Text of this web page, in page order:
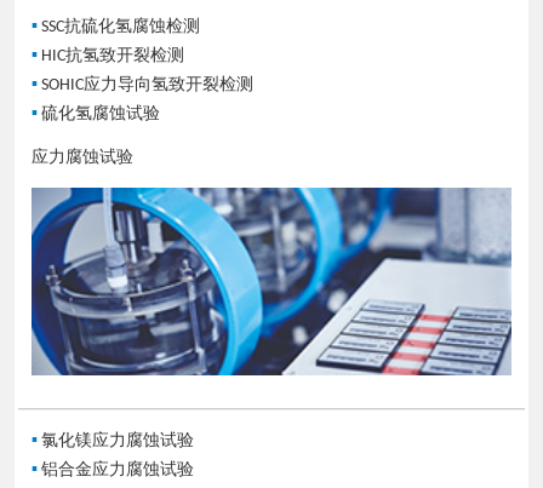
▪ SSC抗硫化氢腐蚀检测
▪ HIC抗氢致开裂检测
▪ SOHIC应力导向氢致开裂检测
▪ 硫化氢腐蚀试验
应力腐蚀试验
▪ 氯化镁应力腐蚀试验
▪ 铝合金应力腐蚀试验